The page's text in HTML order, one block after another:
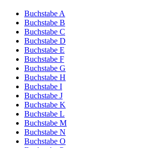
Buchstabe A
Buchstabe B
Buchstabe C
Buchstabe D
Buchstabe E
Buchstabe F
Buchstabe G
Buchstabe H
Buchstabe I
Buchstabe J
Buchstabe K
Buchstabe L
Buchstabe M
Buchstabe N
Buchstabe O